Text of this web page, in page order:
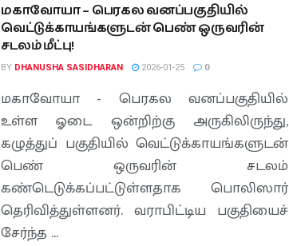
மகாவோயா – பெரகல வனப்பகுதியில்
வெட்டுக்காயங்களுடன் பெண் ஒருவரின்
சடலம் மீட்பு!
BY DHANUSHA SASIDHARAN 2026-01-25 0
மகாவோயா - பெரகல வனப்பகுதியில்
உள்ள ஓடை ஒன்றிற்கு அருகிலிருந்து,
கழுத்துப் பகுதியில் வெட்டுக்காயங்களுடன்
பெண் ஒருவரின் சடலம்
கண்டெடுக்கப்பட்டுள்ளதாக பொலிஸார்
தெரிவித்துள்ளனர். வராபிட்டிய பகுதியைச்
சேர்ந்த ...